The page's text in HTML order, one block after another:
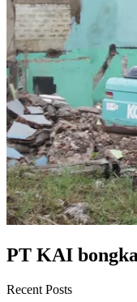
PT KAI
Recent Posts